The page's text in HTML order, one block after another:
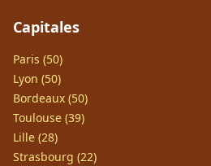
Capitales
Paris (50)
Lyon (50)
Bordeaux (50)
Toulouse (39)
Lille (28)
Strasbourg (22)